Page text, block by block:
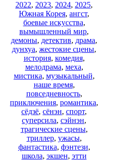
2022, 2023, 2024, 2025,
Южная Корея, ангст,
боевые искусства,
вымышленный мир,
демоны, детектив, драма,
дунхуа, жестокие сцены,
история, комедия,
мелодрама, меха,
мистика, музыкальный,
наше время,
повседневность,
приключения, романтика,
сёдзё, сёнэн, спорт,
суперсила, сэйнэн,
трагические сцены,
триллер, ужасы,
фантастика, фэнтези,
школа, экшен, этти